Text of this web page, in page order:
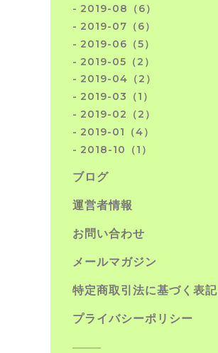
2019-08（6）
2019-07（6）
2019-06（5）
2019-05（2）
2019-04（2）
2019-03（1）
2019-02（2）
2019-01（4）
2018-10（1）
ブログ
運営者情報
お問い合わせ
メールマガジン
特定商取引法に基づく表記
プライバシーポリシー